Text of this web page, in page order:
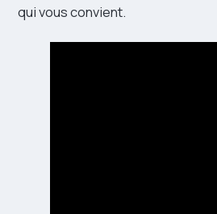
qui vous convient.